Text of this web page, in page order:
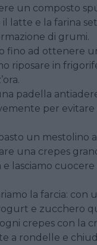
un composto
latte e la farina
di grumi.
fino ad ottenere
riposare in
padella
per evitare
un mestolino
una crepes
lasciamo cuocere
la farcia: con
e zucchero
crepes con la
a rondelle e